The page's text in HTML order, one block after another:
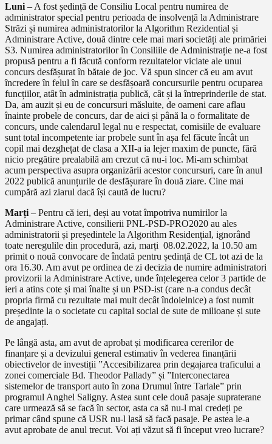
Luni – A fost ședință de Consiliu Local pentru numirea de
administrator special pentru perioada de insolvență la Administrare
Străzi și numirea administratorilor la Algorithm Rezidential și
Administrare Active, două dintre cele mai mari societăți ale primăriei
S3. Numirea administratorilor în Consiliile de Administrație ne-a fost
propusă pentru a fi făcută conform rezultatelor viciate ale unui
concurs desfășurat în bătaie de joc. Vă spun sincer că eu am avut
încredere în felul în care se desfășoară concursurile pentru ocuparea
funcțiilor, atât în administrația publică, cât și la întreprinderile de stat.
Da, am auzit și eu de concursuri măsluite, de oameni care aflau
înainte probele de concurs, dar de aici și până la o formalitate de
concurs, unde calendarul legal nu e respectat, comisiile de evaluare
sunt total incompetente iar probele sunt în așa fel făcute încât un
copil mai dezghețat de clasa a XII-a ia lejer maxim de puncte, fără
nicio pregătire prealabilă am crezut că nu-i loc. Mi-am schimbat
acum perspectiva asupra organizării acestor concursuri, care în anul
2022 publică anunțurile de desfășurare în două ziare. Cine mai
cumpără azi ziarul dacă își caută de lucru?
Marți – Pentru că ieri, deși au votat împotriva numirilor la
Administrare Active, consilierii PNL-PSD-PRO2020 au ales
administratorii și președintele la Algorithm Residențial, ignorând
toate neregulile din procedură, azi, marți 08.02.2022, la 10.50 am
primit o nouă convocare de îndată pentru ședință de CL tot azi de la
ora 16.30. Am avut pe ordinea de zi decizia de numire administratori
provizorii la Administrare Active, unde înțelegerea celor 3 partide de
ieri a atins cote și mai înalte și un PSD-ist (care n-a condus decât
propria firmă cu rezultate mai mult decât îndoielnice) a fost numit
președinte la o societate cu capital social de sute de milioane și sute
de angajați.
Pe lângă asta, am avut de aprobat și modificarea cererilor de
finanțare și a devizului general estimativ în vederea finanțării
obiectivelor de investiții ”Accesibilizarea prin degajarea traficului a
zonei comerciale Bd. Theodor Pallady” și ”Interconectarea
sistemelor de transport auto în zona Drumul între Tarlale” prin
programul Anghel Saligny. Astea sunt cele două pasaje supraterane
care urmează să se facă în sector, asta ca să nu-l mai credeți pe
primar când spune că USR nu-l lasă să facă pasaje. Pe astea le-a
avut aprobate de anul trecut. Voi ați văzut să fi început vreo lucrare?